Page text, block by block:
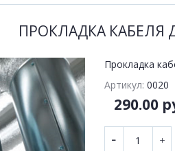
ПРОКЛАДКА КАБЕЛЯ
Прокладка
Артикул: 0020
290.00